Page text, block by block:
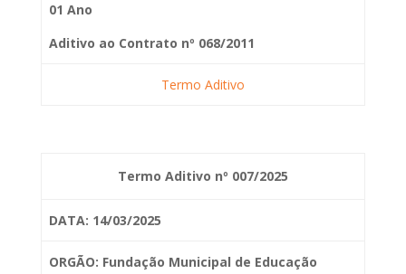
01 Ano
Aditivo ao Contrato nº 068/2011
Termo Aditivo
Termo Aditivo nº 007/2025
DATA: 14/03/2025
ORGÃO: Fundação Municipal de Educação